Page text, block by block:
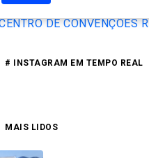
# INSTAGRAM EM TEMPO REAL
MAIS LIDOS